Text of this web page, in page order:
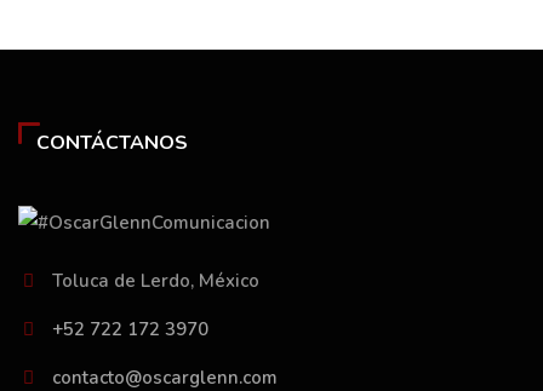
CONTÁCTANOS
Toluca de Lerdo, México
+52 722 172 3970
contacto@oscarglenn.com